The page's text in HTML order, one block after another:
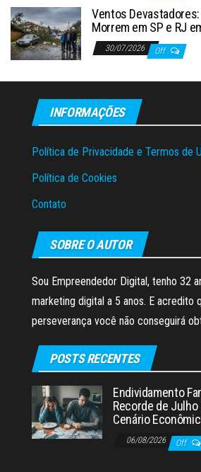
Ventos
Morrem em SP e RJ
30/07/2026 Off
INFORMAÇÕES
Política de Privacidade e Termos de
Política de Cookies
Contato
SOBRE O AUTOR
Sou Empreendedor Digital, tenho 32
marketing digital a 5 anos. E acredito
perseverança você não conseguirá
POSTS RECENTES
Endividamento
Recorde de
Cenário
06/08/2026 Off